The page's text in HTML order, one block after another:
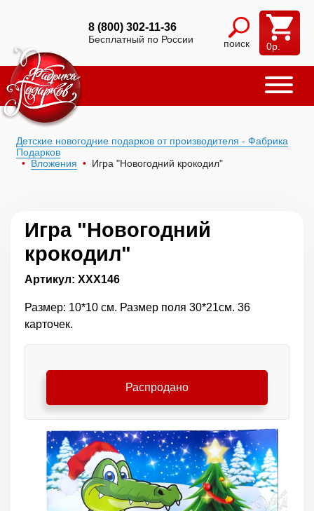
8 (800) 302-11-36
Бесплатный по России поиск 0р.
Детские новогодние подарков от производителя - Фабрика
Подарков
Вложения
Игра "Новогодний крокодил"
Игра "Новогодний
крокодил"
Артикул: ХХХ146
Размер: 10*10 см. Размер поля 30*21см. 36
карточек.
Распродано